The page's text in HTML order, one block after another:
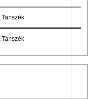
Tanszék
Tanszék